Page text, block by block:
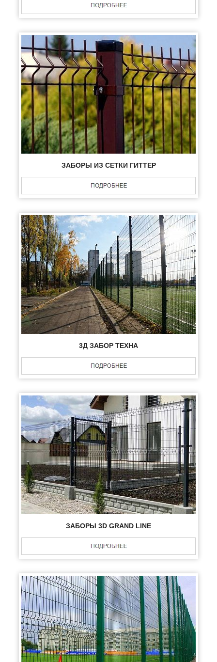
ЗАБОРЫ ИЗ СЕТКИ ГИТТЕР
3Д ЗАБОР ТЕХНА
ЗАБОРЫ 3D GRAND LINE